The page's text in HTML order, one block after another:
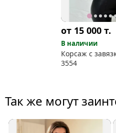
от 15 000 т.
В наличии
Корсаж с
3554
Так же могут